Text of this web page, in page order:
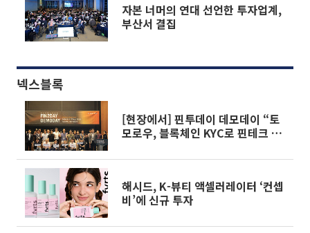
자본 너머의 연대 선언한 투자업계,
부산서 결집
넥스블록
[현장에서] 핀투데이 데모데이 “토
모로우, 블록체인 KYC로 핀테크 장
해시드, K-뷰티 액셀러레이터 ‘컨셉
비’에 신규 투자